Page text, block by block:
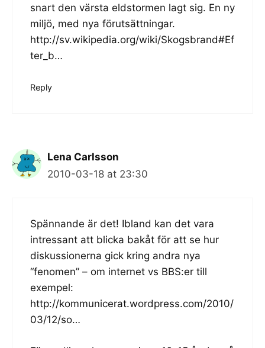
snart den värsta eldstormen lagt sig. En ny
miljö, med nya förutsättningar.
http://sv.wikipedia.org/wiki/Skogsbrand#Ef
ter_b…
Reply
Lena Carlsson
2010-03-18 at 23:30
Spännande är det! Ibland kan det vara
intressant att blicka bakåt för att se hur
diskussionerna gick kring andra nya
“fenomen” – om internet vs BBS:er till
exempel:
http://kommunicerat.wordpress.com/2010/
03/12/so…